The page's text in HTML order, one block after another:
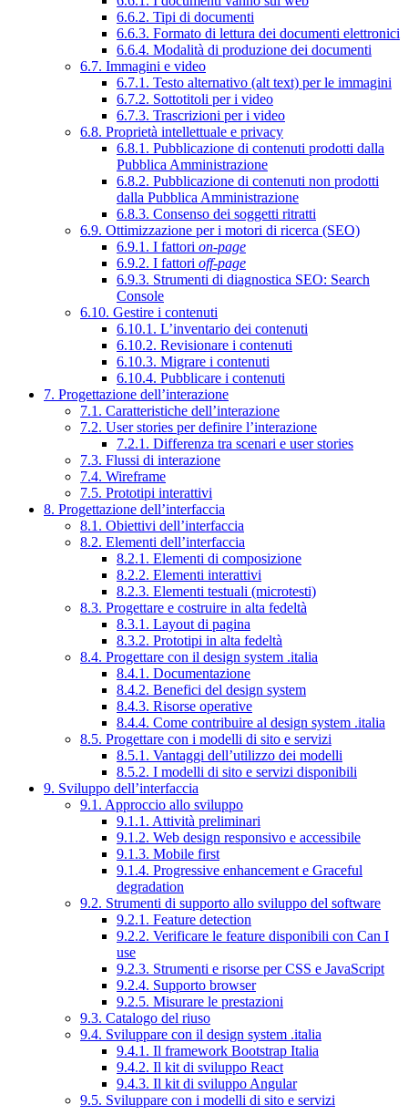
6.6.2. Tipi di documenti
6.6.3. Formato di lettura dei documenti elettronici
6.6.4. Modalità di produzione dei documenti
6.7. Immagini e video
6.7.1. Testo alternativo (alt text) per le immagini
6.7.2. Sottotitoli per i video
6.7.3. Trascrizioni per i video
6.8. Proprietà intellettuale e privacy
6.8.1. Pubblicazione di contenuti prodotti dalla
Pubblica Amministrazione
6.8.2. Pubblicazione di contenuti non prodotti
dalla Pubblica Amministrazione
6.8.3. Consenso dei soggetti ritratti
6.9. Ottimizzazione per i motori di ricerca (SEO)
6.9.1. I fattori on-page
6.9.2. I fattori off-page
6.9.3. Strumenti di diagnostica SEO: Search
Console
6.10. Gestire i contenuti
6.10.1. L’inventario dei contenuti
6.10.2. Revisionare i contenuti
6.10.3. Migrare i contenuti
6.10.4. Pubblicare i contenuti
7. Progettazione dell’interazione
7.1. Caratteristiche dell’interazione
7.2. User stories per definire l’interazione
7.2.1. Differenza tra scenari e user stories
7.3. Flussi di interazione
7.4. Wireframe
7.5. Prototipi interattivi
8. Progettazione dell’interfaccia
8.1. Obiettivi dell’interfaccia
8.2. Elementi dell’interfaccia
8.2.1. Elementi di composizione
8.2.2. Elementi interattivi
8.2.3. Elementi testuali (microtesti)
8.3. Progettare e costruire in alta fedeltà
8.3.1. Layout di pagina
8.3.2. Prototipi in alta fedeltà
8.4. Progettare con il design system .italia
8.4.1. Documentazione
8.4.2. Benefici del design system
8.4.3. Risorse operative
8.4.4. Come contribuire al design system .italia
8.5. Progettare con i modelli di sito e servizi
8.5.1. Vantaggi dell’utilizzo dei modelli
8.5.2. I modelli di sito e servizi disponibili
9. Sviluppo dell’interfaccia
9.1. Approccio allo sviluppo
9.1.1. Attività preliminari
9.1.2. Web design responsivo e accessibile
9.1.3. Mobile first
9.1.4. Progressive enhancement e Graceful
degradation
9.2. Strumenti di supporto allo sviluppo del software
9.2.1. Feature detection
9.2.2. Verificare le feature disponibili con Can I
use
9.2.3. Strumenti e risorse per CSS e JavaScript
9.2.4. Supporto browser
9.2.5. Misurare le prestazioni
9.3. Catalogo del riuso
9.4. Sviluppare con il design system .italia
9.4.1. Il framework Bootstrap Italia
9.4.2. Il kit di sviluppo React
9.4.3. Il kit di sviluppo Angular
9.5. Sviluppare con i modelli di sito e servizi